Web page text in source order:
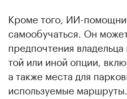
Кроме того, ИИ-
самообучаться. Он
предпочтения
той или иной опции,
а также места для
используемые маршруты.